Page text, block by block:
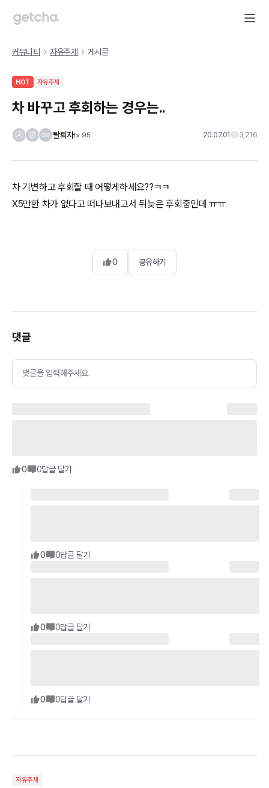
커뮤니티 자유주제 게시글
HOT 자유주제
차 바꾸고 후회하는 경우는..
탈퇴자Lv 95 20.07.01 3,216
차 기변하고 후회할 때 어떻게하세요??ㅋㅋ
X5만한 차가 없다고 떠나보내고서 뒤늦은 후회중인데 ㅠㅠ
0 공유하기
댓글
댓글을 입력해주세요.
0 0답글 달기
0 0답글 달기
0 0답글 달기
0 0답글 달기
자유주제